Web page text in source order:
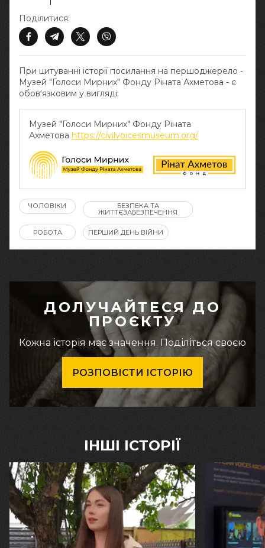
При цитуванні історії посилання на першоджерело -
Музей "Голоси Мирних" Фонду Ріната Ахметова - є
обов‘язковим у вигляді:
Музей "Голоси Мирних" Фонду Ріната
Ахметова https://civilvoicesmuseum.org/
Поділитися:
ЧОЛОВІКИ БЕЗПЕКА ТА
ЖИТТЄЗАБЕЗПЕЧЕННЯ
РОБОТА ПЕРШИЙ ДЕНЬ ВІЙНИ
ДОЛУЧАЙТЕСЯ ДО
ПРОЄКТУ
Кожна історія має значення. Поділіться своєю
РОЗПОВІСТИ ІСТОРІЮ
ІНШІ ІСТОРІЇ